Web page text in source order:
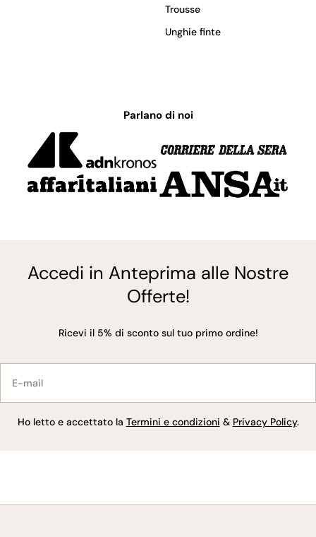
Trousse
Unghie finte
Parlano di noi
Accedi in Anteprima alle Nostre
Offerte!
Ricevi il 5% di sconto sul tuo primo ordine!
mail
Ho letto e accettato la Termini e condizioni & Privacy Policy.